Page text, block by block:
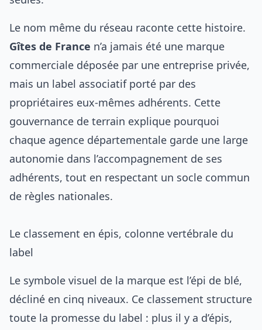
Le nom même du réseau raconte cette histoire.
Gîtes de France n’a jamais été une marque
commerciale déposée par une entreprise privée,
mais un label associatif porté par des
propriétaires eux-mêmes adhérents. Cette
gouvernance de terrain explique pourquoi
chaque agence départementale garde une large
autonomie dans l’accompagnement de ses
adhérents, tout en respectant un socle commun
de règles nationales.
Le classement en épis, colonne vertébrale du
label
Le symbole visuel de la marque est l’épi de blé,
décliné en cinq niveaux. Ce classement structure
toute la promesse du label : plus il y a d’épis,